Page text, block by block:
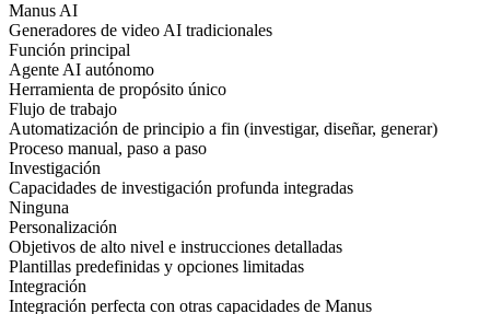
Manus AI
Generadores de video AI tradicionales
Función principal
Agente AI autónomo
Herramienta de propósito único
Flujo de trabajo
Automatización de principio a fin (investigar, diseñar, generar)
Proceso manual, paso a paso
Investigación
Capacidades de investigación profunda integradas
Ninguna
Personalización
Objetivos de alto nivel e instrucciones detalladas
Plantillas predefinidas y opciones limitadas
Integración
Integración perfecta con otras capacidades de Manus